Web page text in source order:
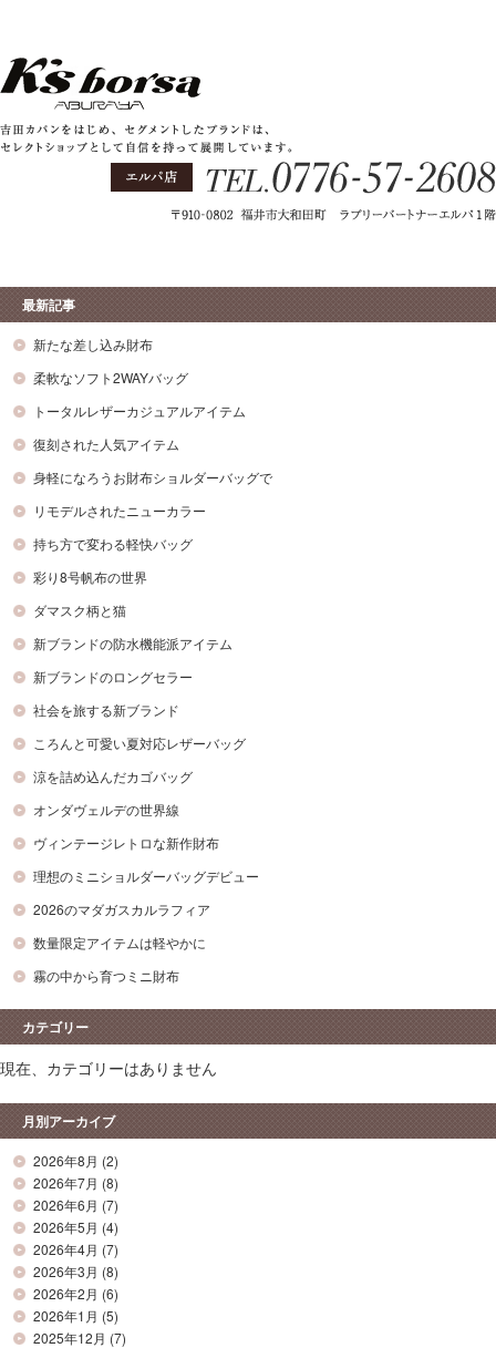
最新記事
新たな差し込み財布
柔軟なソフト2WAYバッグ
トータルレザーカジュアルアイテム
復刻された人気アイテム
身軽になろうお財布ショルダーバッグで
リモデルされたニューカラー
持ち方で変わる軽快バッグ
彩り8号帆布の世界
ダマスク柄と猫
新ブランドの防水機能派アイテム
新ブランドのロングセラー
社会を旅する新ブランド
ころんと可愛い夏対応レザーバッグ
涼を詰め込んだカゴバッグ
オンダヴェルデの世界線
ヴィンテージレトロな新作財布
理想のミニショルダーバッグデビュー
2026のマダガスカルラフィア
数量限定アイテムは軽やかに
霧の中から育つミニ財布
カテゴリー
現在、カテゴリーはありません
月別アーカイブ
2026年8月 (2)
2026年7月 (8)
2026年6月 (7)
2026年5月 (4)
2026年4月 (7)
2026年3月 (8)
2026年2月 (6)
2026年1月 (5)
2025年12月 (7)